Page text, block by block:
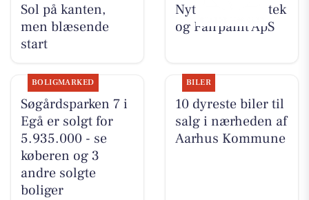
Sol på kanten,
men blæsende
start
Nyt fra Egå Apotek
og Fairpaint ApS
BOLIGMARKED
Søgårdsparken 7 i
Egå er solgt for
5.935.000 - se
køberen og 3
andre solgte
boliger
BILER
10 dyreste biler til
salg i nærheden af
Aarhus Kommune